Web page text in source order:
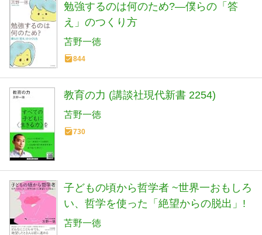
勉強するのは何のため?―僕らの「答
え」のつくり方
苫野一徳
844
教育の力 (講談社現代新書 2254)
苫野一徳
730
子どもの頃から哲学者 ~世界一おもしろ
い、哲学を使った「絶望からの脱出」!
苫野一徳